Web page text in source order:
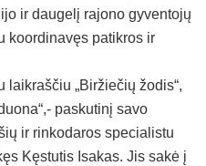
ir daugelį rajono gyventojų
koordinavęs patikros ir
laikraščiu „Biržiečių žodis“,
paskutinį savo
ir rinkodaros specialistu
Kęstutis Isakas. Jis sakė į